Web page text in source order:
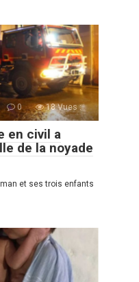
0 18 Vues :
en civil a
de la noyade
et ses trois enfants